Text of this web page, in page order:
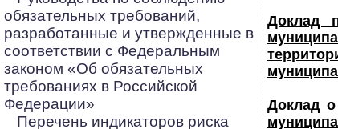
обязательных требований,
разработанные и утвержденные в
соответствии с Федеральным
законом «Об обязательных
требованиях в Российской
Федерации»
Перечень индикаторов риска
Доклад
Доклад о